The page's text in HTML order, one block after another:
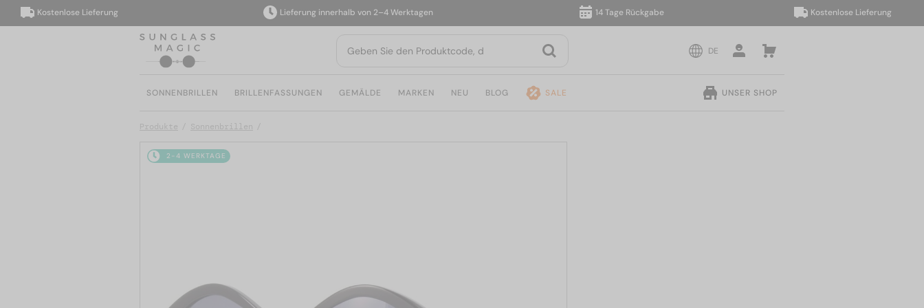
Kostenlose Lieferung Lieferung innerhalb von 2–4 Werktagen 14 Tage Rückgabe Kostenlose Lieferung
DE
SONNENBRILLEN BRILLENFASSUNGEN GEMÄLDE MARKEN NEU BLOG SALE UNSER SHOP
Produkte Sonnenbrillen
2-4 WERKTAGE